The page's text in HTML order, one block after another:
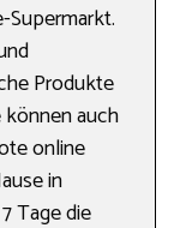
Supermarkt.
Produkte
auch
online
in
Tage die